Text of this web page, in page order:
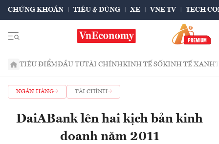
CHỨNG KHOÁN TIÊU & DÙNG XE VNE TV TECH
TIÊU ĐIỂMĐẦU TƯTÀI CHÍNHKINH TẾ SỐKINH TẾ XANH
NGÂN HÀNG TÀI CHÍNH
DaiABank lên hai kịch bản kinh
doanh năm 2011